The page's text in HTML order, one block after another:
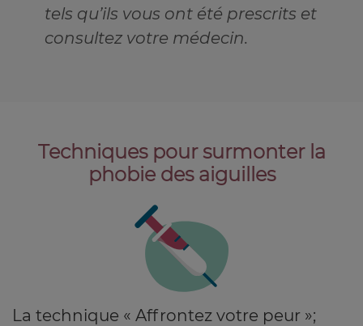
tels qu’ils vous ont été prescrits et
consultez votre médecin.
Techniques pour surmonter la
phobie des aiguilles
La technique « Affrontez votre peur »;